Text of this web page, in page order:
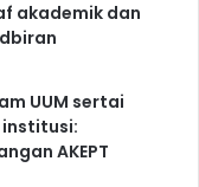
akademik dan
UUM sertai
institusi:
AKEPT